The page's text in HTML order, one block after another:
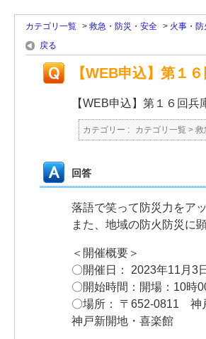
カテゴリ一覧 > 救急・防災・安全 > 火事・防
戻る
【WEB申込】第１
【WEB申込】第１６回兵
カテゴリー : カテゴリ一覧 > 救
回答
落語で笑って防災力をア
また、地域の防火防災に
＜開催概要＞
〇開催日： 2023年11月3
〇開始時間：開場：10
〇場所： 〒652-0811 神
神戸新開地・喜楽館